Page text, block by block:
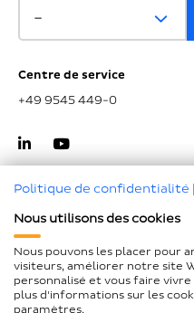
Centre de service
+49 9545 449-0
Mentions légales
Protection des données
Politique de confidentialité |
Nous utilisons des cookies
Nous pouvons les placer pour
visiteurs, améliorer notre site
personnalisé et vous faire
plus d'informations sur les
paramètres.